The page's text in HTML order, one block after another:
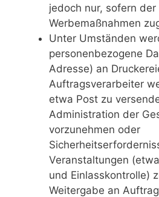
jedoch nur, sofern
Werbemaßnahmen
Unter Umständen
personenbezogene
Adresse) an
Auftragsverarbeiter
etwa Post zu
Administration der
vorzunehmen oder
Veranstaltungen
und Einlasskontrolle)
Weitergabe an